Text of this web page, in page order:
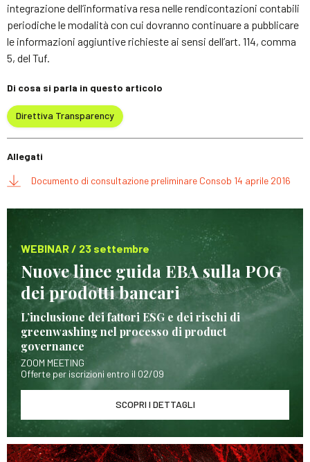
integrazione dell’informativa resa nelle rendicontazioni contabili
periodiche le modalità con cui dovranno continuare a pubblicare
le informazioni aggiuntive richieste ai sensi dell’art. 114, comma
5, del Tuf.
Di cosa si parla in questo articolo
Direttiva Transparency
Allegati
Documento di consultazione preliminare Consob 14 aprile 2016
WEBINAR / 23 settembre
Nuove linee guida EBA sulla POG
dei prodotti bancari
L’inclusione dei fattori ESG e dei rischi di
greenwashing nel processo di product
governance
ZOOM MEETING
Offerte per iscrizioni entro il 02/09
SCOPRI I DETTAGLI